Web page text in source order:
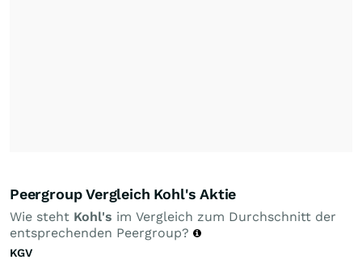
Peergroup Vergleich Kohl's Aktie
Wie steht Kohl's im Vergleich zum Durchschnitt der
entsprechenden Peergroup?
KGV